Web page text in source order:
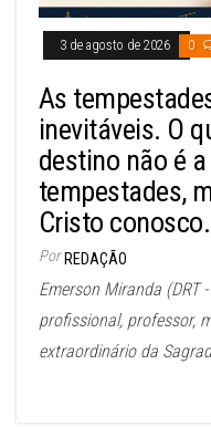
3 de agosto de 2026 0
As
inevitáveis. O
destino não é
tempestades,
Cristo conosco.
Por REDAÇÃO
Emerson Miranda (DRT
profissional, professor,
extraordinário da